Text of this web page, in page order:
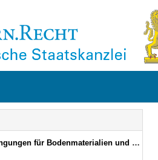
für den Erdbau im Straßenbau, Ausgabe 2020/Fassung 2023, TL BuB E-StB 20/23